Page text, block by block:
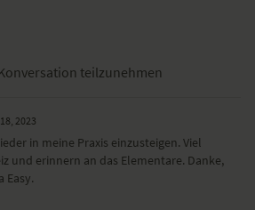
teilzunehmen
2023
in meine Praxis einzusteigen. Viel
und erinnern an das Elementare. Danke,
Easy.